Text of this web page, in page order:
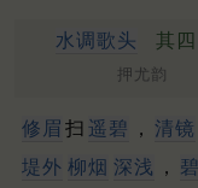
水调歌头 其四
押尤韵
修眉 扫 遥碧 ， 清镜
堤外 柳烟 深浅 ，